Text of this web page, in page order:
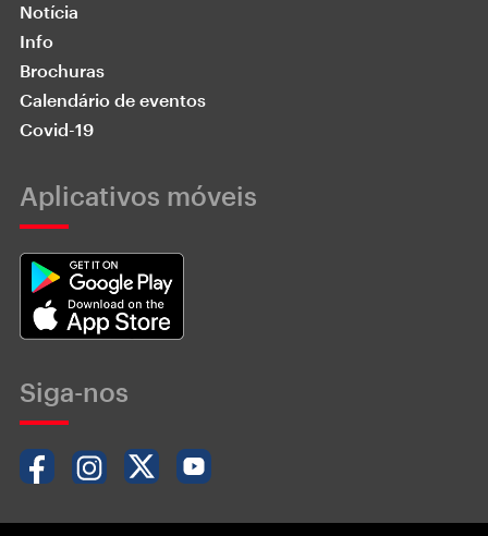
Notícia
Info
Brochuras
Calendário de eventos
Covid-19
Aplicativos móveis
Siga-nos